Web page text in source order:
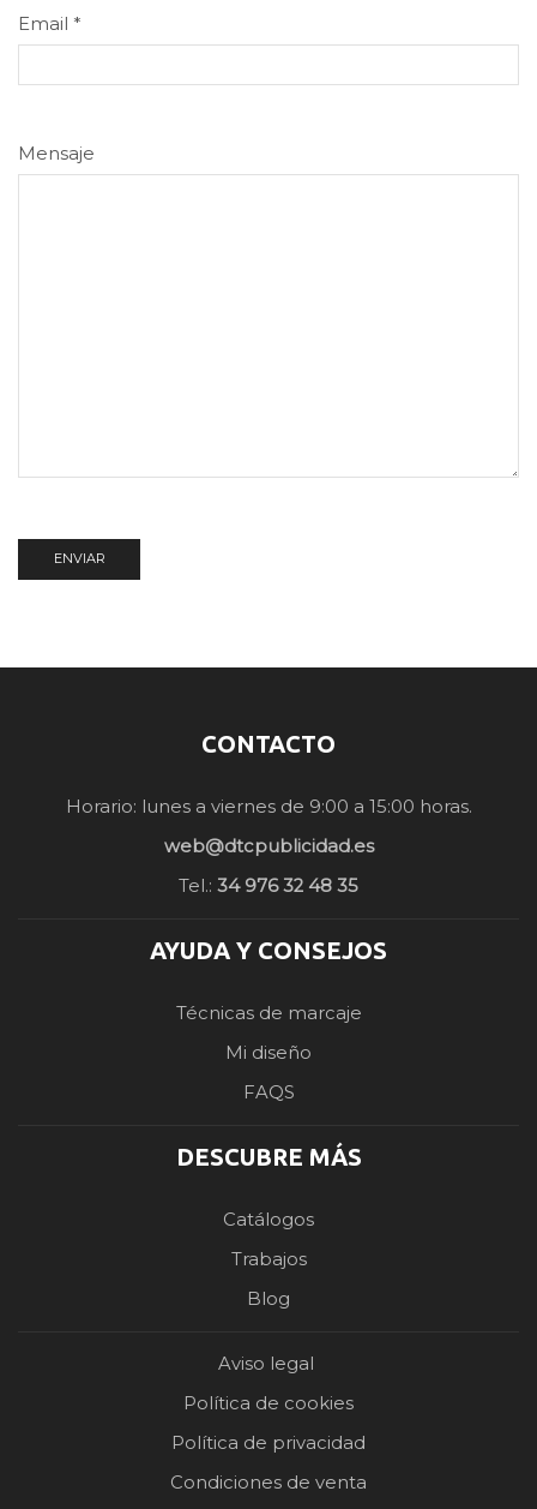
Email *
Mensaje
CONTACTO
Horario: lunes a viernes de 9:00 a 15:00 horas.
web@dtcpublicidad.es
Tel.: 34 976 32 48 35
AYUDA Y CONSEJOS
Técnicas de marcaje
Mi diseño
FAQS
DESCUBRE MÁS
Catálogos
Trabajos
Blog
Aviso legal
Política de cookies
Política de privacidad
Condiciones de venta